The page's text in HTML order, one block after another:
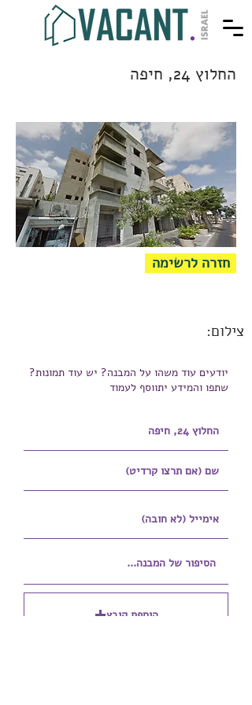
החלוץ 24, חיפה
חזרה לרשימה
צילום:
יודעים עוד משהו על המבנה? יש עוד תמונות?
שתפו והמידע יתווסף לעמוד
הוספת קובץ